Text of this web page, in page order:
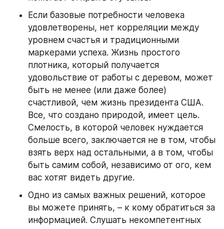
Если базовые потребности человека
удовлетворены, нет корреляции между
уровнем счастья и традиционными
маркерами успеха. Жизнь простого
плотника, который получается
удовольствие от работы с деревом, может
быть не менее (или даже более)
счастливой, чем жизнь президента США.
Все, что создано природой, имеет цель.
Смелость, в которой человек нуждается
больше всего, заключается не в том, чтобы
взять верх над остальными, а в том, чтобы
быть самим собой, независимо от ого, кем
вас хотят видеть другие.
Одно из самых важных решений, которое
вы можете принять, – к кому обратиться за
информацией. Слушать некомпетентных